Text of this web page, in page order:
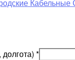
Кабельные
*